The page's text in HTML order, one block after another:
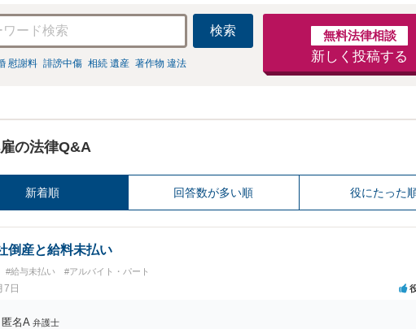
検索
慰謝料 誹謗中傷 相続 遺産 著作物 違法
無料法律相談
新しく投稿する
の法律Q&A
新着順 回答数が多い順 役にたった
倒産と給料未払い
#給与未払い #アルバイト・パート
7日
匿名A 弁護士